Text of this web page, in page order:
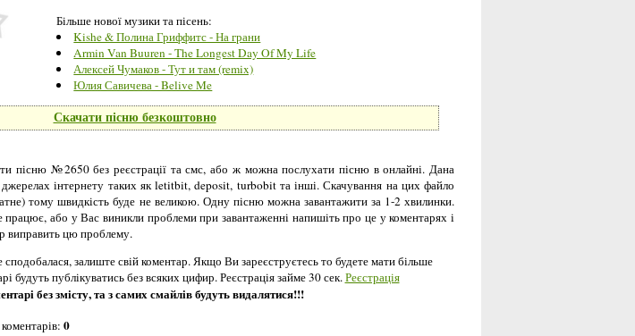
Більше нової музики та пісень:
Kishe & Полина Гриффитс - На грани
Armin Van Buuren - The Longest Day Of My Life
Алексей Чумаков - Тут и там (remix)
Юлия Савичева - Belive Me
Скачати пісню безкоштовно
пісню №2650 без реєстрації та смс, або ж можна послухати пісню в онлайні. Дана
джерелах інтернету таких як letitbit, deposit, turbobit та інші. Скачування на цих файло
тому швидкість буде не великою. Одну пісню можна завантажити за 1-2 хвилинки.
або у Вас виникли проблеми при завантаженні напишіть про це у коментарях і
виправить цю проблему.
залиште свій коментар. Якщо Ви зареєструєтесь то будете мати більше
будуть публікуватись без всяких цифир. Реєстрація займе 30 сек.Реєстрація
без змісту, та з самих смайлів будуть видалятися!!!
: 0